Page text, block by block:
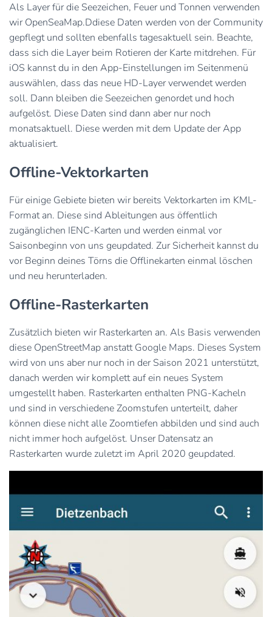
Als Layer für die Seezeichen, Feuer und Tonnen verwenden
wir OpenSeaMap.Ddiese Daten werden von der Community
gepflegt und sollten ebenfalls tagesaktuell sein. Beachte,
dass sich die Layer beim Rotieren der Karte mitdrehen. Für
iOS kannst du in den App-Einstellungen im Seitenmenü
auswählen, dass das neue HD-Layer verwendet werden
soll. Dann bleiben die Seezeichen genordet und hoch
aufgelöst. Diese Daten sind dann aber nur noch
monatsaktuell. Diese werden mit dem Update der App
aktualisiert.
Offline-Vektorkarten
Für einige Gebiete bieten wir bereits Vektorkarten im KML-
Format an. Diese sind Ableitungen aus öffentlich
zugänglichen IENC-Karten und werden einmal vor
Saisonbeginn von uns geupdated. Zur Sicherheit kannst du
vor Beginn deines Törns die Offlinekarten einmal löschen
und neu herunterladen.
Offline-Rasterkarten
Zusätzlich bieten wir Rasterkarten an. Als Basis verwenden
diese OpenStreetMap anstatt Google Maps. Dieses System
wird von uns aber nur noch in der Saison 2021 unterstützt,
danach werden wir komplett auf ein neues System
umgestellt haben. Rasterkarten enthalten PNG-Kacheln
und sind in verschiedene Zoomstufen unterteilt, daher
können diese nicht alle Zoomtiefen abbilden und sind auch
nicht immer hoch aufgelöst. Unser Datensatz an
Rasterkarten wurde zuletzt im April 2020 geupdated.